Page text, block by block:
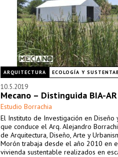
ARQUITECTURA ECOLOGÍA Y
10.5.2019
Mecano – Distinguida BIA-
Estudio Borrachia
El Instituto de Investigación en Diseño
que conduce el Arq. Alejandro
de Arquitectura, Diseño, Arte y
Morón trabaja desde el año 2010 en
vivienda sustentable realizados en